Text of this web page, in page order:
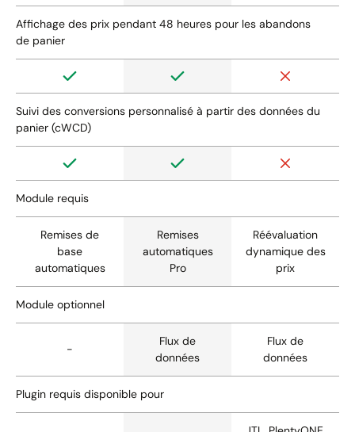
Affichage des prix pendant 48 heures pour les abandons
de panier
Suivi des conversions personnalisé à partir des données du
panier (cWCD)
Module requis
Remises de
base
automatiques
Remises
automatiques
Pro
Réévaluation
dynamique des
prix
Module optionnel
-
Flux de
données
Flux de
données
Plugin requis disponible pour